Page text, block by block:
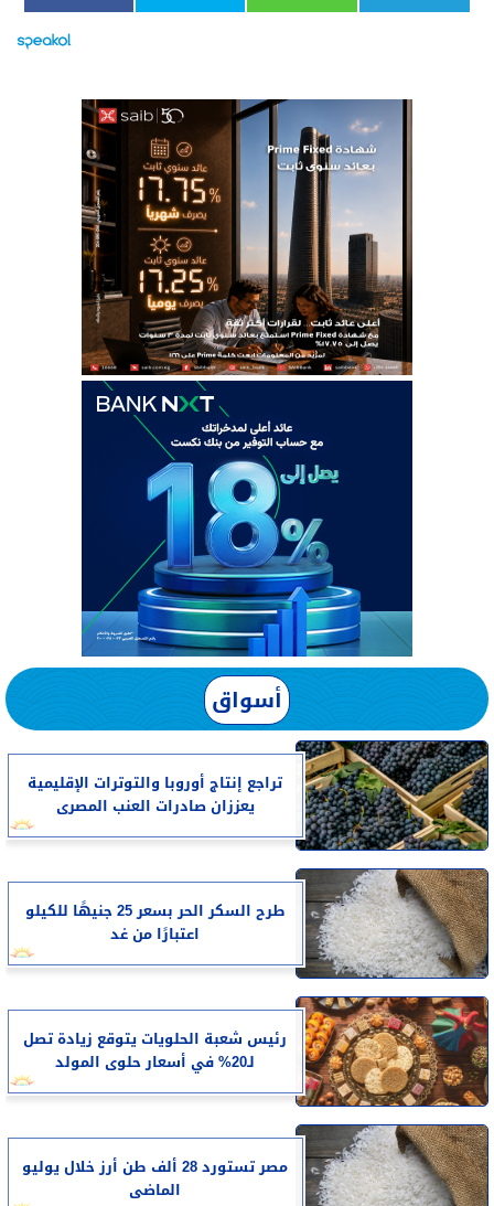
أسواق
تراجع إنتاج أوروبا والتوترات الإقليمية
يعززان صادرات العنب المصرى
طرح السكر الحر بسعر 25 جنيهًا للكيلو
اعتبارًا من غد
رئيس شعبة الحلويات يتوقع زيادة تصل
لـ20% في أسعار حلوى المولد
مصر تستورد 28 ألف طن أرز خلال يوليو
الماضى